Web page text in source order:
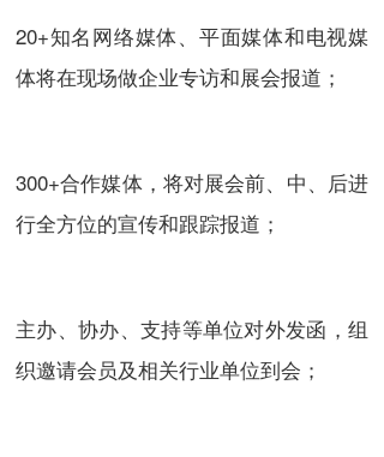
20+知名网络媒体、平面媒体和电视媒
体将在现场做企业专访和展会报道；
300+合作媒体，将对展会前、中、后进
行全方位的宣传和跟踪报道；
主办、协办、支持等单位对外发函，组
织邀请会员及相关行业单位到会；